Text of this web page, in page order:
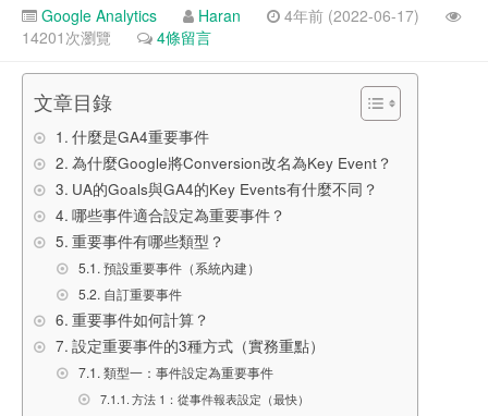
Google Analytics Haran
4年前 (2022-06-17)
14201次瀏覽
4條留言
文章目錄
什麼是GA4重要事件
為什麼Google將Conversion改名為Key Event？
UA的Goals與GA4的Key Events有什麼不同？
哪些事件適合設定為重要事件？
重要事件有哪些類型？
預設重要事件（系統內建）
自訂重要事件
重要事件如何計算？
設定重要事件的3種方式（實務重點）
類型一：事件設定為重要事件
方法 1：從事件報表設定（最快）